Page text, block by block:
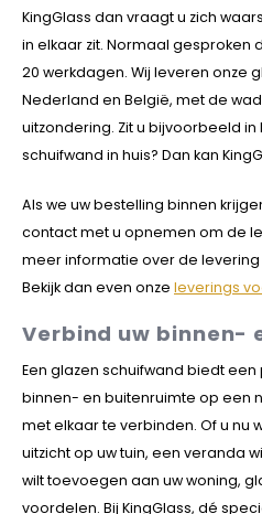
KingGlass dan vraagt u zich
in elkaar zit. Normaal gesproken
20 werkdagen. Wij leveren onze
Nederland en België, met de
uitzondering. Zit u bijvoorbeeld in
schuifwand in huis? Dan kan
Als we uw bestelling binnen
contact met u opnemen om de
meer informatie over de levering
Bekijk dan even onze leverings
Verbind uw binnen-
Een glazen schuifwand biedt
binnen- en buitenruimte op een
met elkaar te verbinden. Of u nu
uitzicht op uw tuin, een veranda
wilt toevoegen aan uw woning,
voordelen. Bij KingGlass, dé